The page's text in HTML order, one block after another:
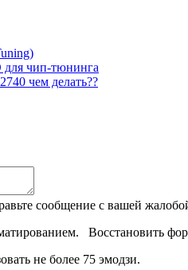
чип-тюнинга
чем делать??
сообщение с вашей
Восстановить
не более 75 эмодзи.